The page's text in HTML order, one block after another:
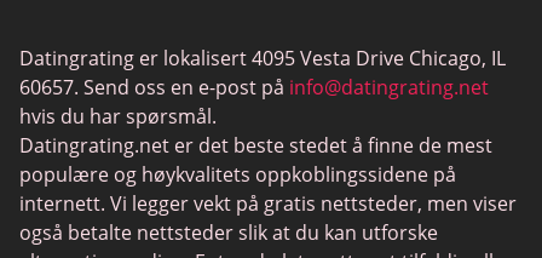
MeetMindful
BDSM Dating
BBPeopleMeet
Sugar Daddy nettsteder
JPeopleMeet
Datingrating er lokalisert 4095 Vesta Drive Chicago, IL
60657. Send oss en e-post på info@datingrating.net
hvis du har spørsmål.
Datingrating.net er det beste stedet å finne de mest
populære og høykvalitets oppkoblingssidene på
internett. Vi legger vekt på gratis nettsteder, men viser
også betalte nettsteder slik at du kan utforske